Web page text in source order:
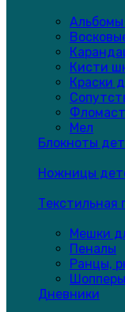
Кисти
Краски
Мел
Блокноты
Ножницы
Текстильная
Мешки
Пеналы
Ранцы,
Дневники